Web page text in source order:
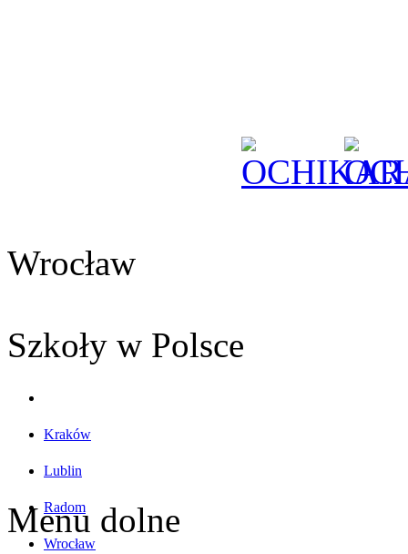
Wrocław
Szkoły w Polsce
Kraków
Lublin
Radom
Wrocław
Menu dolne